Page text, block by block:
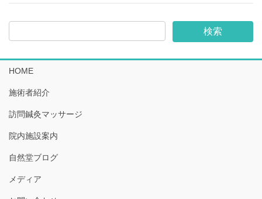
HOME
施術者紹介
訪問鍼灸マッサージ
院内施設案内
自然堂ブログ
メディア